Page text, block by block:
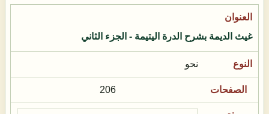
غيث الديمة بشرح الدرة اليتيمة - الجزء الثاني
نحو
206